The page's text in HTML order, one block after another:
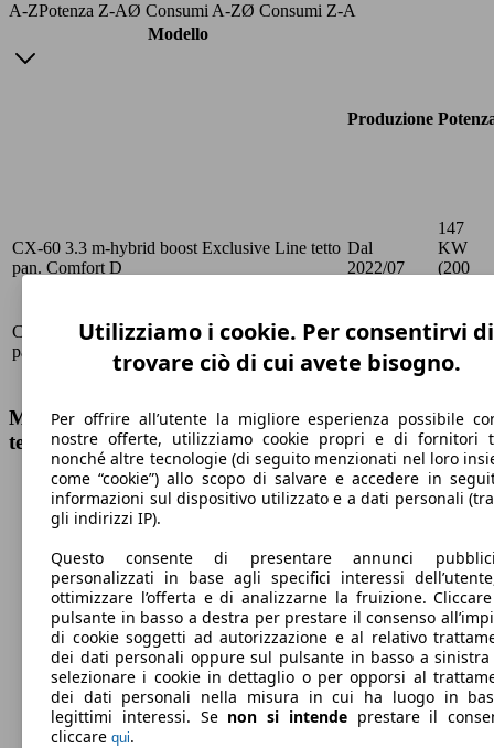
A-ZPotenza Z-AØ Consumi A-ZØ Consumi Z-A
Modello
Produzione
CX-60 3.3 m-hybrid boost Exclusive Line tetto
pan. Comfort D
Dal
2022/07
147
KW
(200
CX-60 3.3 m-hybrid boost Exclusive Line tetto
pan. Comfort D
Dal
2022/07
KW
PS)
Mazda CX-60 3.3 m-hybrid boost Exclusive Line
tetto pan. Comfort D Dati tecnici
212 km/h
Velocità massima
Elettrica/Diesel
Carburante
Utilizziamo i cookie. Per consentirvi di
trovare ciò di cui avete bisogno.
Per offrire all’utente la migliore esperienza possibile
nostre offerte, utilizziamo cookie propri e di fornitori
nonché altre tecnologie (di seguito menzionati nel loro
come “cookie”) allo scopo di salvare e accedere in
informazioni sul dispositivo utilizzato e a dati personali
gli indirizzi IP).
Questo consente di presentare annunci
personalizzati in base agli specifici interessi
ottimizzare l’offerta e di analizzarne la fruizione.
pulsante in basso a destra per prestare il consenso
di cookie soggetti ad autorizzazione e al relativo
dei dati personali oppure sul pulsante in basso a
selezionare i cookie in dettaglio o per opporsi al
dei dati personali nella misura in cui ha luogo in
legittimi interessi. Se non si intendeprestare il
cliccare qui.